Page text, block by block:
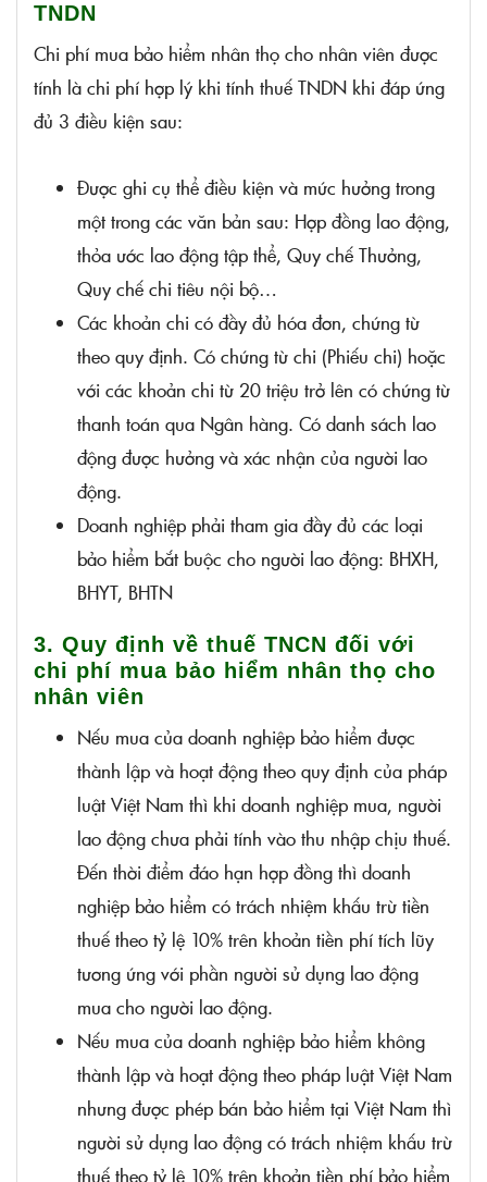
TNDN
Chi phí mua bảo hiểm nhân thọ cho nhân viên được
tính là chi phí hợp lý khi tính thuế TNDN khi đáp ứng
đủ 3 điều kiện sau:
Được ghi cụ thể điều kiện và mức hưởng trong
một trong các văn bản sau: Hợp đồng lao động,
thỏa ước lao động tập thể, Quy chế Thưởng,
Quy chế chi tiêu nội bộ…
Các khoản chi có đầy đủ hóa đơn, chứng từ
theo quy định. Có chứng từ chi (Phiếu chi) hoặc
với các khoản chi từ 20 triệu trở lên có chứng từ
thanh toán qua Ngân hàng. Có danh sách lao
động được hưởng và xác nhận của người lao
động.
Doanh nghiệp phải tham gia đầy đủ các loại
bảo hiểm bắt buộc cho người lao động: BHXH,
BHYT, BHTN
3. Quy định về thuế TNCN đối với
chi phí mua bảo hiểm nhân thọ cho
nhân viên
Nếu mua của doanh nghiệp bảo hiểm được
thành lập và hoạt động theo quy định của pháp
luật Việt Nam thì khi doanh nghiệp mua, người
lao động chưa phải tính vào thu nhập chịu thuế.
Đến thời điểm đáo hạn hợp đồng thì doanh
nghiệp bảo hiểm có trách nhiệm khấu trừ tiền
thuế theo tỷ lệ 10% trên khoản tiền phí tích lũy
tương ứng với phần người sử dụng lao động
mua cho người lao động.
Nếu mua của doanh nghiệp bảo hiểm không
thành lập và hoạt động theo pháp luật Việt Nam
nhưng được phép bán bảo hiểm tại Việt Nam thì
người sử dụng lao động có trách nhiệm khấu trừ
thuế theo tỷ lệ 10% trên khoản tiền phí bảo hiểm